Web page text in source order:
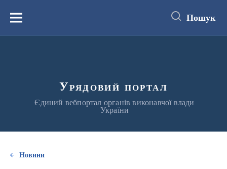
вмістуМеню Пошук
Урядовий портал
Єдиний вебпортал органів виконавчої влади
України
Новини